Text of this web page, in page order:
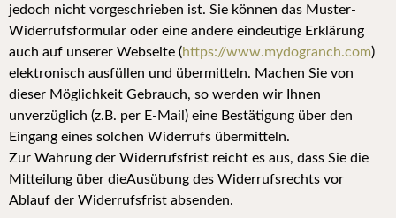
jedoch nicht vorgeschrieben ist. Sie können das Muster-
Widerrufsformular oder eine andere eindeutige Erklärung
auch auf unserer Webseite (https://www.mydogranch.com)
elektronisch ausfüllen und übermitteln. Machen Sie von
dieser Möglichkeit Gebrauch, so werden wir Ihnen
unverzüglich (z.B. per E-Mail) eine Bestätigung über den
Eingang eines solchen Widerrufs übermitteln.
Zur Wahrung der Widerrufsfrist reicht es aus, dass Sie die
Mitteilung über dieAusübung des Widerrufsrechts vor
Ablauf der Widerrufsfrist absenden.